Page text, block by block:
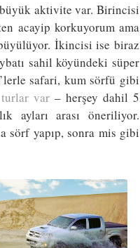
büyük aktivite var. Birincisi
acayip korkuyorum ama
İkincisi ise biraz
sahil köyündeki süper
safari, kum sörfü gibi
var – herşey dahil 5
ayları arası öneriliyor.
sörf yapıp, sonra mis gibi